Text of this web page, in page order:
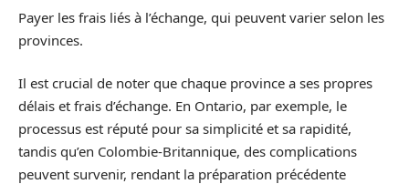
Payer les frais liés à l’échange, qui peuvent varier selon les
provinces.
Il est crucial de noter que chaque province a ses propres
délais et frais d’échange. En Ontario, par exemple, le
processus est réputé pour sa simplicité et sa rapidité,
tandis qu’en Colombie-Britannique, des complications
peuvent survenir, rendant la préparation précédente